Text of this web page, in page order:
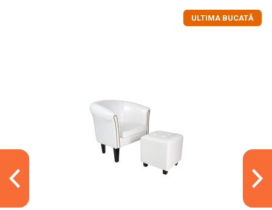
ULTIMA BUCATĂ